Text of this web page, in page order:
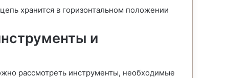
хранится в горизонтальном положении
и
рассмотреть инструменты, необходимые